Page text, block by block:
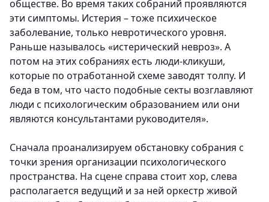
обществе. Во время таких собраний проявляются
эти симптомы. Истерия – тоже психическое
заболевание, только невротического уровня.
Раньше называлось «истерический невроз». А
потом на этих собраниях есть люди-кликуши,
которые по отработанной схеме заводят толпу. И
беда в том, что часто подобные секты возглавляют
люди с психологическим образованием или они
являются консультантами руководителя».
Сначала проанализируем обстановку собрания с
точки зрения организации психологического
пространства. На сцене справа стоит хор, слева
располагается ведущий и за ней оркестр живой